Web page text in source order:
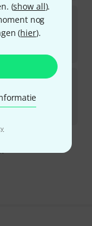
(show all).
nog
(hier).
MN